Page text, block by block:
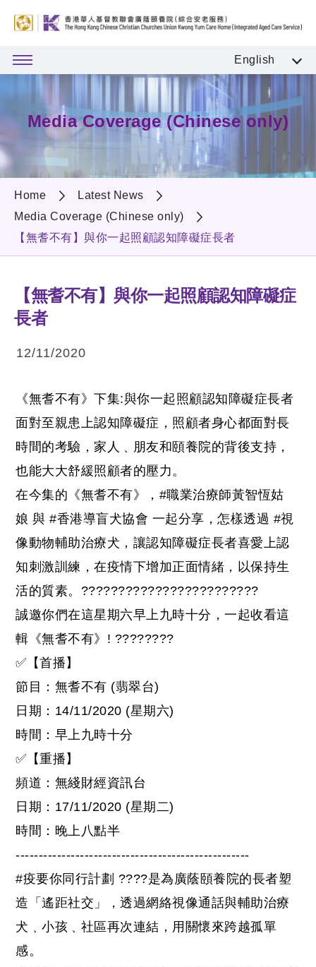
English
Media Coverage (Chinese only)
Home
Latest News
Media Coverage (Chinese only)
【無耆不有】與你一起照顧認知障礙症長者
【無耆不有】與你一起照顧認知障礙症
長者
12/11/2020
《無耆不有》下集:與你一起照顧認知障礙症長者
面對至親患上認知障礙症，照顧者身心都面對長
時間的考驗，家人﹑朋友和頤養院的背後支持，
也能大大舒緩照顧者的壓力。
在今集的《無耆不有》， #職業治療師黃智恆姑
娘 與 #香港導盲犬協會 一起分享，怎樣透過 #視
像動物輔助治療犬 ，讓認知障礙症長者喜愛上認
知刺激訓練，在疫情下增加正面情緒，以保持生
活的質素。 ????‍????????????‍????????
誠邀你們在這星期六早上九時十分，一起收看這
輯《無耆不有》! ????????
✅ 【首播】
節目：無耆不有 (翡翠台)
日期：14/11/2020 (星期六)
時間：早上九時十分
✅ 【重播】
頻道：無綫財經資訊台
日期：17/11/2020 (星期二)
時間：晚上八點半
---------------------------------------------------
#疫要你同行計劃 ????是為廣蔭頤養院的長者塑
造「遙距社交」，透過網絡視像通話與輔助治療
犬﹑小孩﹑社區再次連結，用關懷來跨越孤單
感。